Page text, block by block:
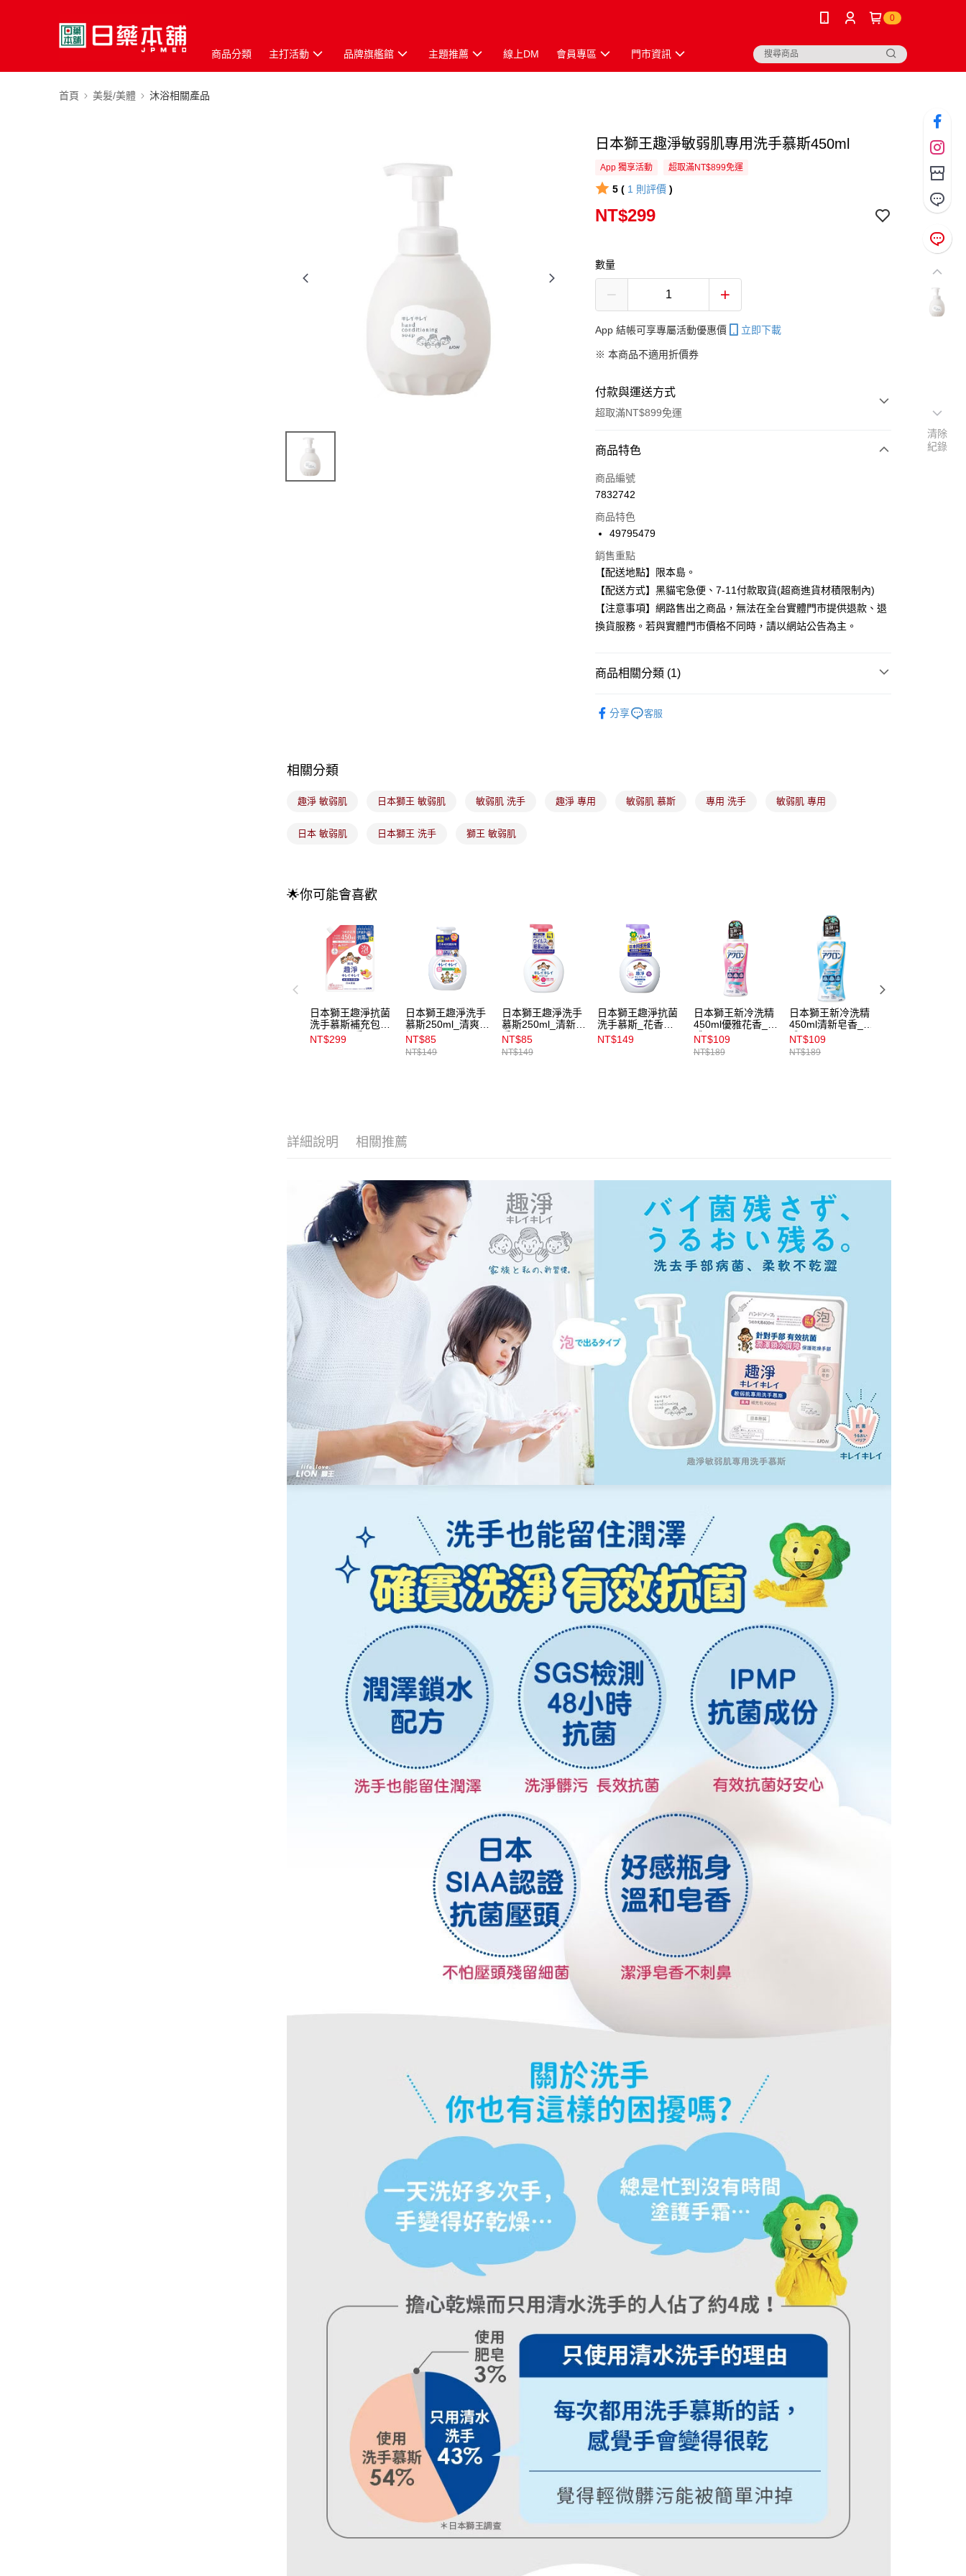
0
商品分類 主打活動 品牌旗艦館 主題推薦 線上DM 會員專區 門市資訊
首頁 美髮/美體 沐浴相關產品
日本獅王趣淨敏弱肌專用洗手慕斯450ml
App 獨享活動 超取滿NT$899免運
5 ( 1 則評價 )
NT$299
數量
App 結帳可享專屬活動優惠價 立即下載
※ 本商品不適用折價券
付款與運送方式
超取滿NT$899免運
付款方式
信用卡一次付款
合作金庫商業銀行
華南商業銀行
上海商業儲蓄銀行
國泰世華商業銀行
兆豐國際商業銀行
臺灣中小企業銀行
台中商業銀行
匯豐（台灣）商業銀行
華泰商業銀行
玉山商業銀行
超商取貨付款
LINE Pay
Apple Pay
街口支付
全盈+PAY
2.付款方式選擇「大哥付你分期」，訂單成立後會自動跳轉到大哥付的交易
流程，驗證手機門號後，選擇欲分期的期數、繳款截止日，確認付款後即
2.透過簡訊連結打開帳單後，可選擇「超商條碼／台灣大直營門市／銀行轉
帳／街口支付／iPASS MONEY」等通路繳費。
【注意事項】
1.本服務係由「台灣大哥大股份有限公司」（以下簡稱本公司）所提供，讓
用戶於交易時，得透過本服務購買商品或服務，並由商店將買賣／分期付
款買賣價金債權讓與本公司後，依約使用本公司帳單繳交帳款。
2.基於同意付款使用「大哥付你分期」之契約關係目的，商店將以您的個人
資料（包含姓名、電話或地址）提供予台灣大哥大進項蒐集、處理及利
用，由本公司與您本人進行分期帳單所需資料之確認、核對及更正。
3.完整用戶服務條款，請詳閱以下連結：
https://oppay.tw/userRule
每筆NT$100，滿NT$899(含以上)免運費
7-11取貨付款
每筆NT$100，滿NT$899(含以上)免運費
付款後7-11取貨
每筆NT$100，滿NT$899(含以上)免運費
宅配
每筆NT$100，滿NT$899(含以上)免運費
商品特色
商品編號
7832742
商品特色
49795479
銷售重點
【配送地點】限本島。
【配送方式】黑貓宅急便、7-11付款取貨(超商進貨材積限制內)
【注意事項】網路售出之商品，無法在全台實體門市提供退款、退
換貨服務。若與實體門市價格不同時，請以網站公告為主。
商品相關分類 (1)
分享
客服
相關分類
趣淨 敏弱肌 日本獅王 敏弱肌 敏弱肌 洗手 趣淨 專用 敏弱肌 慕斯 專用 洗手 敏弱肌 專用
日本 敏弱肌 日本獅王 洗手 獅王 敏弱肌
🌟你可能會喜歡
日本獅王趣淨抗菌
洗手慕斯補充包
450ml_果香
NT$299
日本獅王趣淨洗手
慕斯250ml_清爽柑
橘
NT$85
NT$149
日本獅王趣淨洗手
慕斯250ml_清新果
香
NT$85
NT$149
日本獅王趣淨抗菌
洗手慕斯_花香
250ml
NT$149
日本獅王新冷洗精
450ml優雅花香_本
體
NT$109
NT$189
日本獅王新冷洗精
450ml清新皂香_本
體
NT$109
NT$189
詳細說明 相關推薦
清除
紀錄